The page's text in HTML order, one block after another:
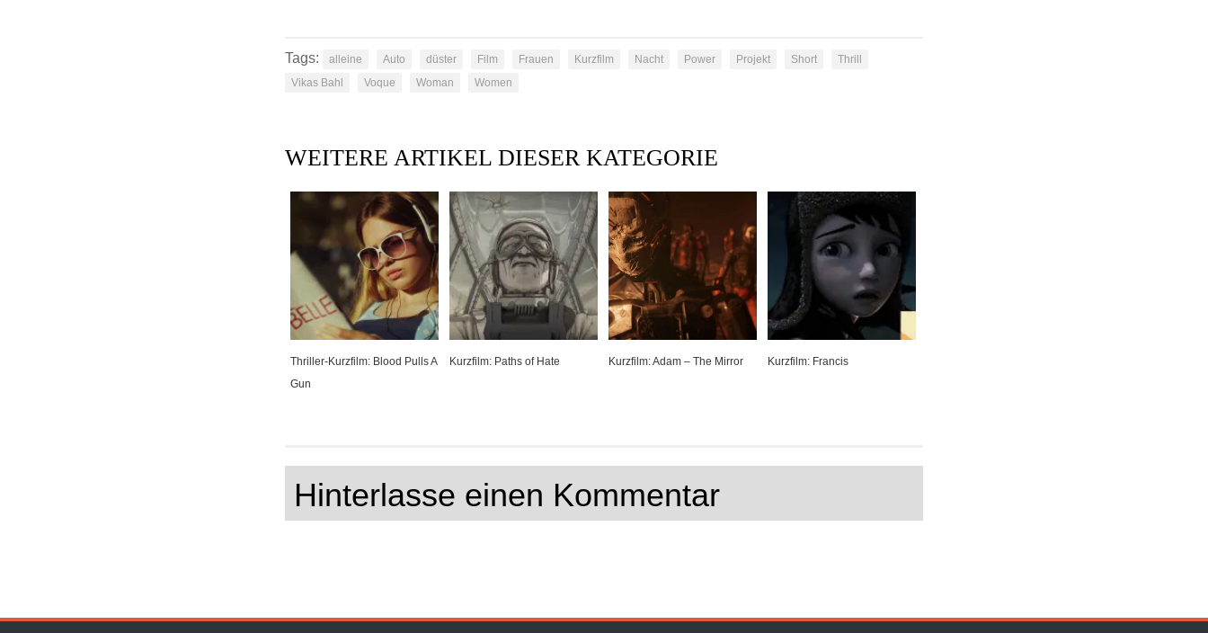
Tags: alleine Auto düster Film Frauen Kurzfilm Nacht Power Projekt Short
Thrill
Vikas Bahl
Voque Woman Women
WEITERE ARTIKEL DIESER KATEGORIE
Thriller-Kurzfilm: Blood Pulls A
Gun
Kurzfilm: Paths of Hate Kurzfilm: Adam – The Mirror Kurzfilm: Francis
Hinterlasse einen Kommentar